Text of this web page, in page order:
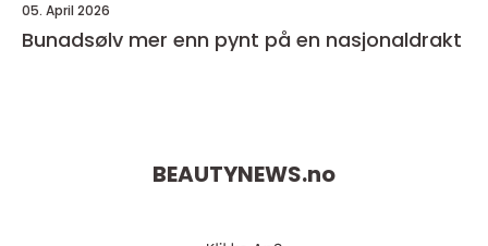
05. April 2026
Bunadsølv mer enn pynt på en nasjonaldrakt
BEAUTYNEWS.no